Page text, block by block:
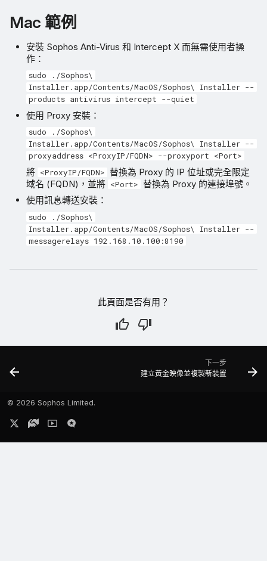
Mac 範例
安裝 Sophos Anti-Virus 和 Intercept X 而無需使用者操
作：
sudo ./Sophos\
Installer.app/Contents/MacOS/Sophos\ Installer --
products antivirus intercept --quiet
使用 Proxy 安裝：
sudo ./Sophos\
Installer.app/Contents/MacOS/Sophos\ Installer --
proxyaddress <ProxyIP/FQDN> --proxyport <Port>
將 <ProxyIP/FQDN>
替換為 Proxy 的 IP 位址或完全限定
域名 (FQDN)，並將 <Port>
替換為 Proxy 的連接埠號。
使用訊息轉送安裝：
sudo ./Sophos\
Installer.app/Contents/MacOS/Sophos\ Installer --
messagerelays 192.168.10.100:8190
此頁面是否有用？
下一步
建立黃金映像並複製新裝置
© 2026 Sophos Limited.